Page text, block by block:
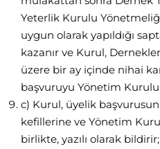
Yeterlik Kurulu
uygun olarak yapıldığı
kazanır ve Kurul,
üzere bir ay içinde nihai
başvuruyu Yönetim
c) Kurul, üyelik
kefillerine ve Yönetim
birlikte, yazılı olarak